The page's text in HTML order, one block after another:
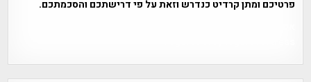
פרטיכם ומתן קרדיט כנדרש וזאת על פי דרישתכם והסכמתכם.